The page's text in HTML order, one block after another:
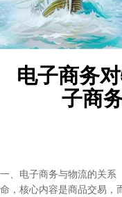
电子商务
子商
一、电子商务与物流的关
命，核心内容是商品交易，